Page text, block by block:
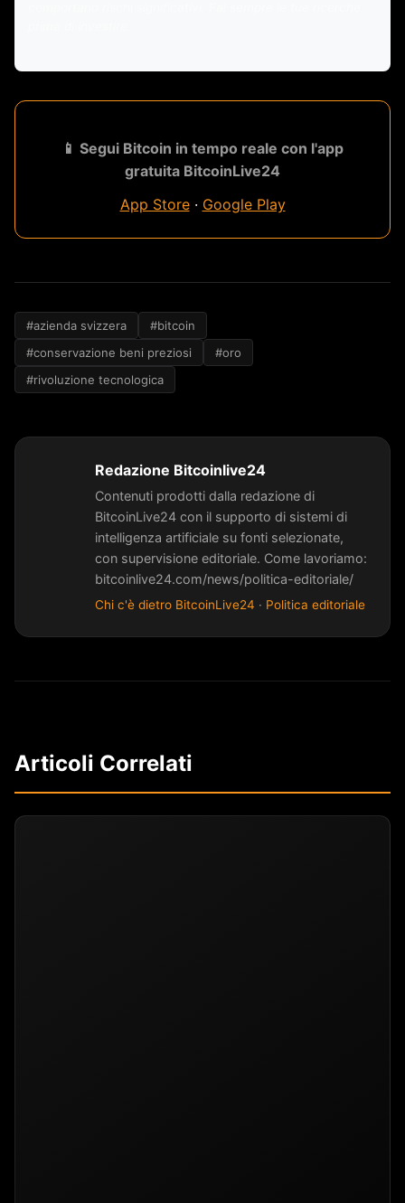
📱 Segui Bitcoin in tempo reale con l'app
gratuita BitcoinLive24
App Store· Google Play
#azienda svizzera
#bitcoin
#conservazione beni preziosi
#oro
#rivoluzione tecnologica
Redazione Bitcoinlive24
Contenuti prodotti dalla redazione di
BitcoinLive24 con il supporto di sistemi di
intelligenza artificiale su fonti selezionate,
con supervisione editoriale. Come lavoriamo:
bitcoinlive24.com/news/politica-editoriale/
Chi c'è dietro BitcoinLive24 · Politica editoriale
Articoli Correlati